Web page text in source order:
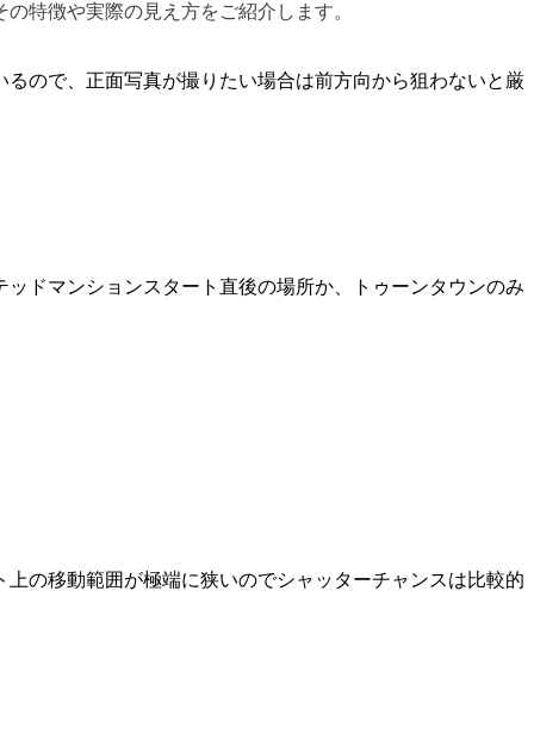
特徴や実際の見え方をご紹介します。
ので、正面写真が撮りたい場合は前方向から狙わないと厳
ドマンションスタート直後の場所か、トゥーンタウンのみ
の移動範囲が極端に狭いのでシャッターチャンスは比較的